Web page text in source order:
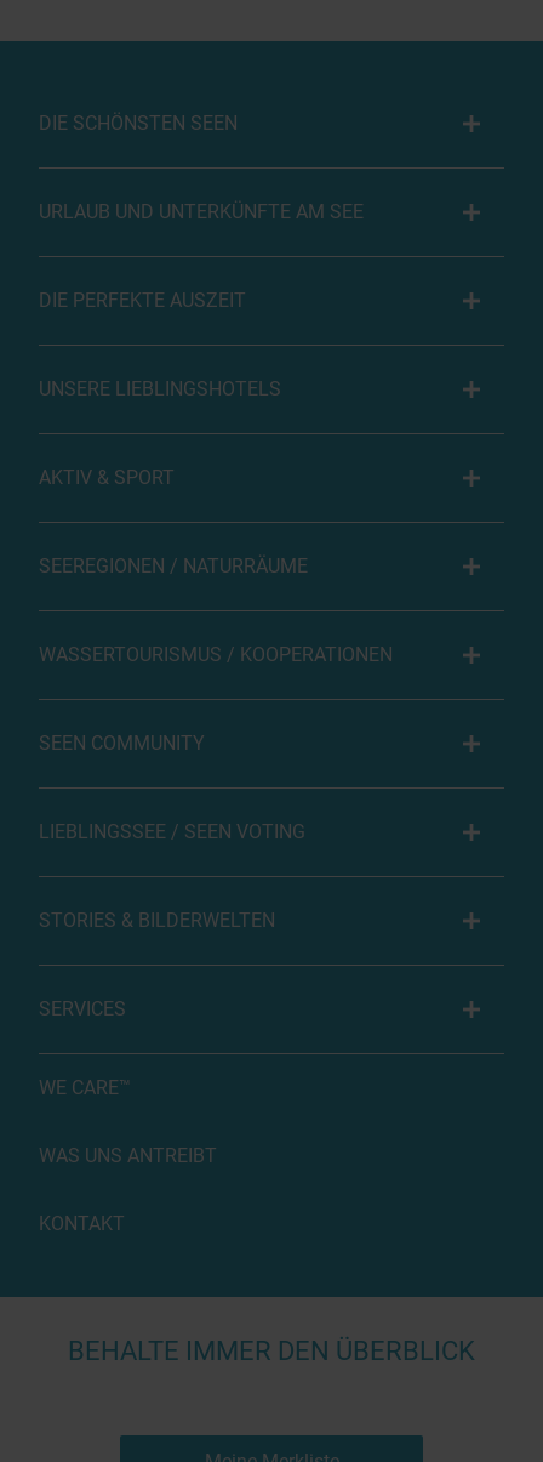
DIE SCHÖNSTEN SEEN
URLAUB UND UNTERKÜNFTE AM SEE
DIE PERFEKTE AUSZEIT
UNSERE LIEBLINGSHOTELS
AKTIV & SPORT
SEEREGIONEN / NATURRÄUME
WASSERTOURISMUS / KOOPERATIONEN
SEEN COMMUNITY
LIEBLINGSSEE / SEEN VOTING
STORIES & BILDERWELTEN
SERVICES
WE CARE™
WAS UNS ANTREIBT
KONTAKT
BEHALTE IMMER DEN ÜBERBLICK